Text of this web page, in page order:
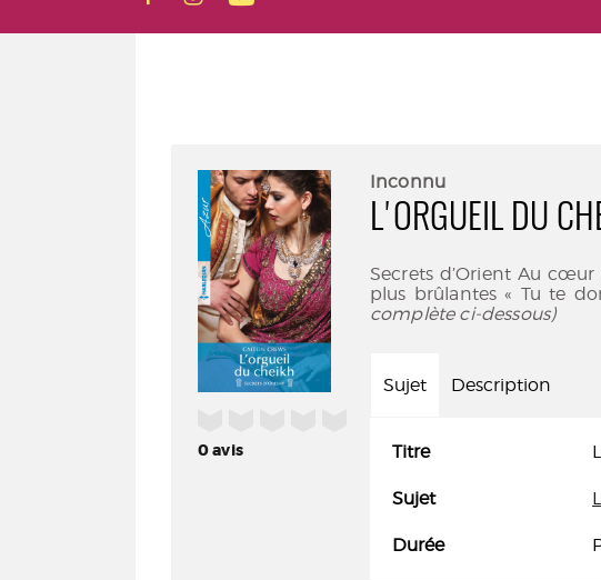
0avis
Inconnu
L'ORGUEIL DU
Secrets d’Orient Au cœur
plus brûlantes « Tu te
complète ci-dessous)
Sujet Description
Titre
Sujet
Durée